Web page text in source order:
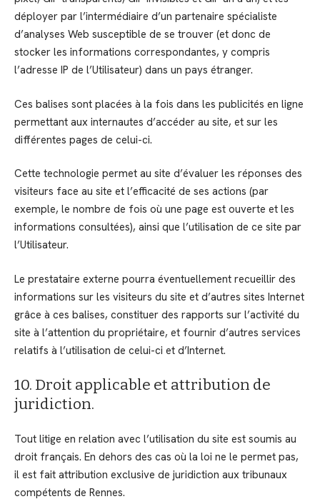
déployer par l’intermédiaire d’un partenaire spécialiste
d’analyses Web susceptible de se trouver (et donc de
stocker les informations correspondantes, y compris
l’adresse IP de l’Utilisateur) dans un pays étranger.
Ces balises sont placées à la fois dans les publicités en ligne
permettant aux internautes d’accéder au site, et sur les
différentes pages de celui-ci.
Cette technologie permet au site d’évaluer les réponses des
visiteurs face au site et l’efficacité de ses actions (par
exemple, le nombre de fois où une page est ouverte et les
informations consultées), ainsi que l’utilisation de ce site par
l’Utilisateur.
Le prestataire externe pourra éventuellement recueillir des
informations sur les visiteurs du site et d’autres sites Internet
grâce à ces balises, constituer des rapports sur l’activité du
site à l’attention du propriétaire, et fournir d’autres services
relatifs à l’utilisation de celui-ci et d’Internet.
10. Droit applicable et attribution de
juridiction.
Tout litige en relation avec l’utilisation du site est soumis au
droit français. En dehors des cas où la loi ne le permet pas,
il est fait attribution exclusive de juridiction aux tribunaux
compétents de Rennes.